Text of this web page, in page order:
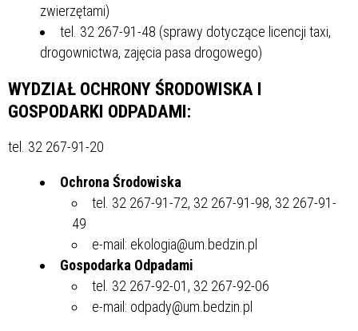
zwierzętami)
tel. 32 267-91-48 (sprawy dotyczące licencji taxi,
drogownictwa, zajęcia pasa drogowego)
WYDZIAŁ OCHRONY ŚRODOWISKA I
GOSPODARKI ODPADAMI:
tel. 32 267-91-20
Ochrona Środowiska
tel. 32 267-91-72, 32 267-91-98, 32 267-91-
49
e-mail: ekologia@um.bedzin.pl
Gospodarka Odpadami
tel. 32 267-92-01, 32 267-92-06
e-mail: odpady@um.bedzin.pl